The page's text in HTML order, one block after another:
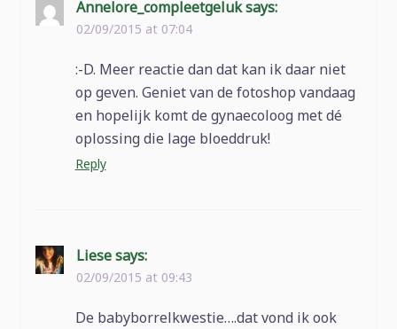
Annelore_compleetgeluk says:
02/09/2015 at 07:04
:-D. Meer reactie dan dat kan ik daar niet
op geven. Geniet van de fotoshop vandaag
en hopelijk komt de gynaecoloog met dé
oplossing die lage bloeddruk!
Reply
Liese says:
02/09/2015 at 09:43
De babyborrelkwestie….dat vond ik ook